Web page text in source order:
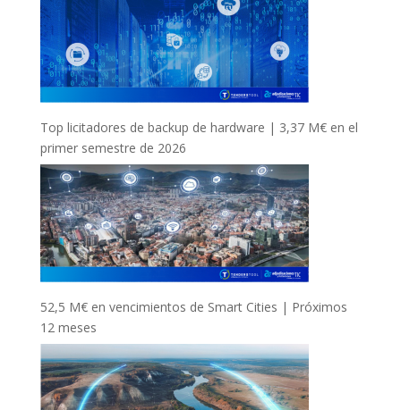
Top licitadores de backup de hardware | 3,37 M€ en el
primer semestre de 2026
52,5 M€ en vencimientos de Smart Cities | Próximos
12 meses